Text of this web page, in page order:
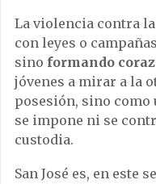
La violencia contra
con leyes o
sino formando
jóvenes a mirar a la
posesión, sino como
se impone ni se
custodia.
San José es, en este